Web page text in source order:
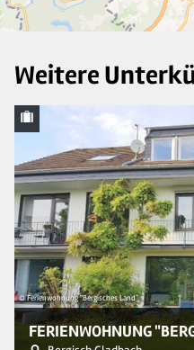
Weitere
© Ferienwohnung "Bergisches Land"
FERIENWOHNUNG